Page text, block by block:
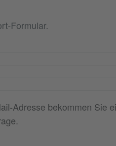
Formular.
Adresse bekommen Sie